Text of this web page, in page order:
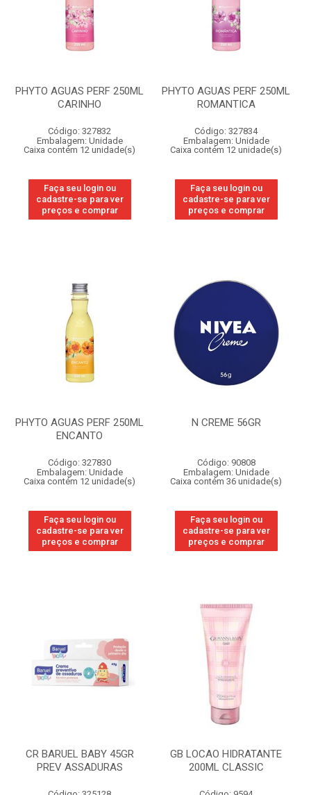
PHYTO AGUAS PERF 250ML
CARINHO
Código: 327832
Embalagem: Unidade
Caixa contém 12 unidade(s)
Faça seu login ou
cadastre-se para ver
preços e comprar
PHYTO AGUAS PERF 250ML
ROMANTICA
Código: 327834
Embalagem: Unidade
Caixa contém 12 unidade(s)
Faça seu login ou
cadastre-se para ver
preços e comprar
PHYTO AGUAS PERF 250ML
ENCANTO
Código: 327830
Embalagem: Unidade
Caixa contém 12 unidade(s)
Faça seu login ou
cadastre-se para ver
preços e comprar
N CREME 56GR
Código: 90808
Embalagem: Unidade
Caixa contém 36 unidade(s)
Faça seu login ou
cadastre-se para ver
preços e comprar
CR BARUEL BABY 45GR
PREV ASSADURAS
GB LOCAO HIDRATANTE
200ML CLASSIC